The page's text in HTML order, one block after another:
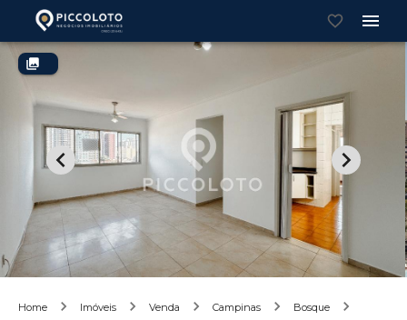
Home Imóveis Venda Campinas
Bosque